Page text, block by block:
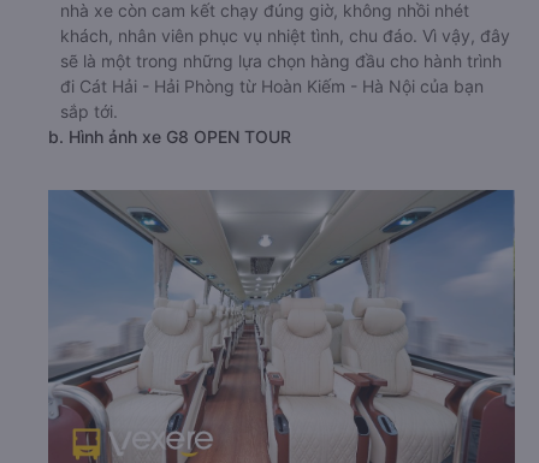
nhà xe còn cam kết chạy đúng giờ, không nhồi nhét
khách, nhân viên phục vụ nhiệt tình, chu đáo. Vì vậy, đây
sẽ là một trong những lựa chọn hàng đầu cho hành trình
đi Cát Hải - Hải Phòng từ Hoàn Kiếm - Hà Nội của bạn
sắp tới.
b. Hình ảnh xe G8 OPEN TOUR